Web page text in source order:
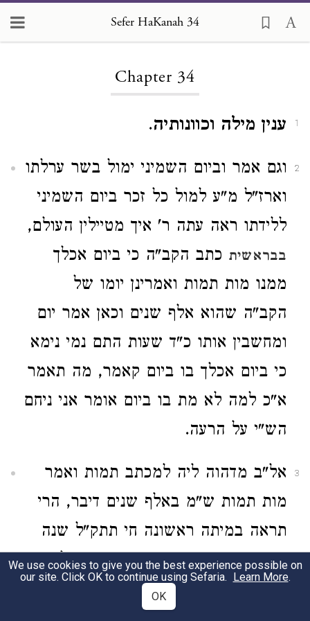
Sefer HaKanah 34
Chapter 34
1 ענין מילה וכוונותיה.
2
וגם אמר וביום השמיני ימול בשר ערלתו
וארז"ל מ"ע למול כל זכר ביום השמיני
ללידתו ראה עתה ר' איך מטיילין העולם,
בבראשית כתב הקב"ה כי ביום אכלך
ממנו מות תמות ואמרינן יומו של
הקב"ה שהוא אלף שנים וכאן אמר יום
ומחשבין אותו כ"ד שעות התם נמי נימא
כי ביום אכלך בו ביום קאמר, מה תאמר
א"כ למה לא מת בו ביום אומר אני ניחם
הש"י על הרעה.
3
אל"ב מדהוה ליה למכתב תמות ואמר
מות תמות ש"מ באלף שנים דיבר, הרי
תראה במיתה ראשונה חי תתק"ל שנה
ובמיתה שנייה ע' שנים הרי כאן אלף כי
ע' שנה הם ימי דוד המלך ע"ה והנה ע"כ
We use cookies to give you the best experience possible on
our site. Click OK to continue using Sefaria. Learn More.
OK